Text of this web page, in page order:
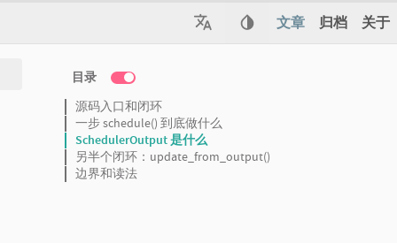
文章 归档 关于
目录
源码入口和闭环
一步 schedule() 到底做什么
SchedulerOutput 是什么
另半个闭环：update_from_output()
边界和读法